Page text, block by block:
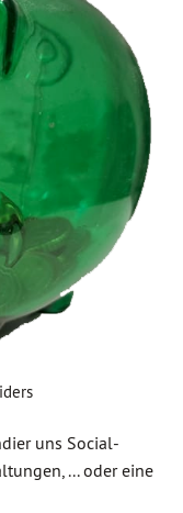
uns Social-
... oder eine